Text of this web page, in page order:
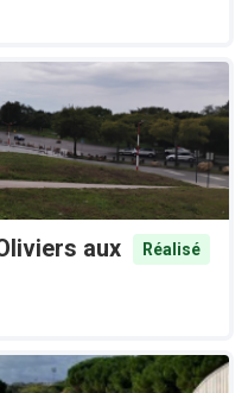
aux
Réalisé